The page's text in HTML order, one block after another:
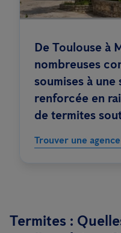
De Toulouse à
nombreuses
soumises à une
renforcée en
de termites
Trouver une
Termites :